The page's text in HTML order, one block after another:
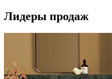
Лидеры продаж